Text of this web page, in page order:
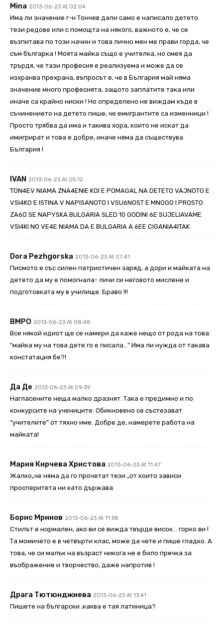
Mina 2013-06-23 At 02:04
Има ли значение г-н Тончев дали само е написало детето
тези редове или с помощта на някого, важното е, че се
възпитава по този начин и това лично мен ме прави горда, че
съм българка ! Моята майка също е учителка, но смея да
трърдя, че тази професия е реализуема и може да се
изхранва прехрана, въпросът е, че в България май няма
значение много професията, защото заплатите така или
иначе са крайно ниски ! Но определено не виждам къде в
съчинението на детето пише, че емигрантите са изменници !
Просто трябва да има и такива хора, които не искат да
имигрират и това е добре, иначе няма да съществува
България !
IVAN 2013-06-23 At 05:12
TON4EV NIAMA ZNA4ENIE KOI E POMAGAL NA DETETO VAJNOTO E
VSI4KO E ISTINA V NAPISANOTO I VSU6NOST E MNOGO I PROSTO
ZA6O SE NAPYSKA BULGARIA SLED 10 GODINI 6E SUJELIAVAME
VSI4KI NO VE4E NIAMA DA E BULGARIA A 6EE CIGANIA4ITAK
Dora Pezhgorska 2013-06-23 At 07:41
Писмото е със силен патриотичен заряд, а дори и майката на
детето да му е помогнала- личи си неговото мислене и
подготовката му в училище. Браво !!!
ВМРО 2013-06-23 At 08:48
Все някой идиот ще се намери да каже нещо от рода на това:
“майка му на това дете го е писала…” Има ли нужда от такава
констатация бе?!
Да Де 2013-06-23 At 09:39
Нагласените неща малко дразнят. Така е предимно и по
конкурсите на учениците. Обикновено се състезават
“учителите” от тяхно име. Добре де, намерете работа на
майката!
Мария Кирчева Христова 2013-06-23 At 11:47
Жалко„че няма да го прочетат тези „от които зависи
просперитета ни като държава.
Борис Мринов 2013-06-23 At 11:58
Стилът е нормален, ако ви се вижда твърде висок… горко ви !
Та момичето е в четвърти клас, може да чете и пише гладко. А
това, че си малък на възраст никога не е било пречка за
въображение и творчество, даже напротив !
Драга Тютюнджиева 2013-06-23 At 13:41
Пишете на български ,каква е тая латиница?